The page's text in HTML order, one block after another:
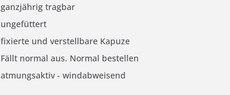
ganzjährig tragbar
ungefüttert
fixierte und verstellbare Kapuze
Fällt normal aus. Normal bestellen
atmungsaktiv - windabweisend